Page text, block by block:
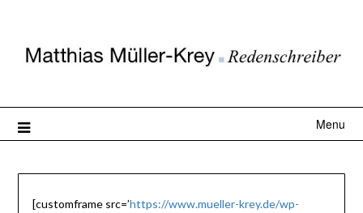
Menu
[customframe src=’https://www.mueller-krey.de/wp-